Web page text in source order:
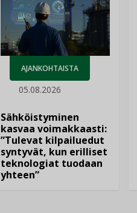
AJANKOHTAISTA
05.08.2026
Sähköistyminen
kasvaa voimakkaasti:
”Tulevat kilpailuedut
syntyvät, kun erilliset
teknologiat tuodaan
yhteen”